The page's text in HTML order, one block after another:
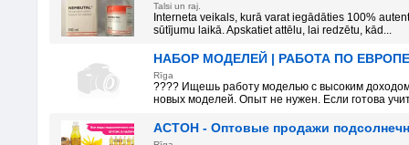
Talsi un raj.
Interneta veikals, kurā varat iegādāties 100%
sūtījumu laikā. Apskatiet attēlu, lai redzētu, kād...
НАБОР МОДЕЛЕЙ | РАБОТА ПО ЕВРОПЕ
Rīga
???? Ищешь работу моделью с высоким
новых моделей. Опыт не нужен. Если готова
АСТОН - Оптовые продажи